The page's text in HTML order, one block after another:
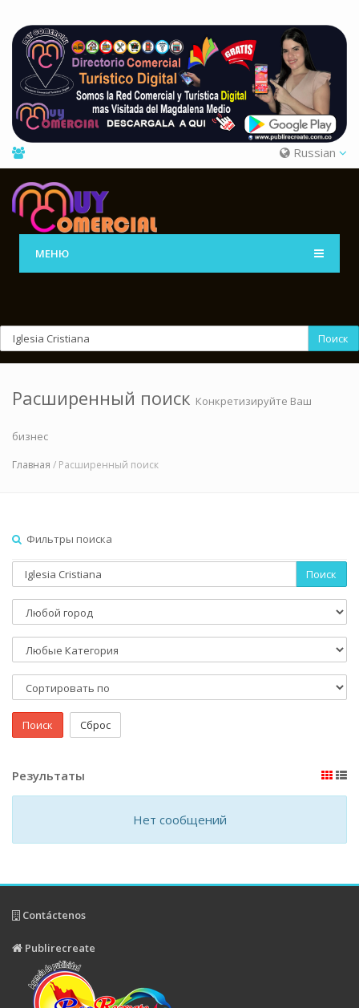
Russian
МЕНЮ
Поиск
Расширенный поиск Конкретизируйте Ваш
бизнес
Главная / Расширенный поиск
Фильтры поиска
Поиск
Поиск Сброс
Результаты
Нет сообщений
Contáctenos
Publirecreate